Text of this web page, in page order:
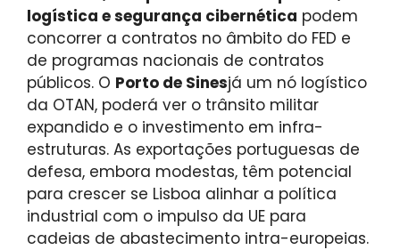
logística e segurança cibernética podem
concorrer a contratos no âmbito do FED e
de programas nacionais de contratos
públicos. O Porto de Sinesjá um nó logístico
da OTAN, poderá ver o trânsito militar
expandido e o investimento em infra-
estruturas. As exportações portuguesas de
defesa, embora modestas, têm potencial
para crescer se Lisboa alinhar a política
industrial com o impulso da UE para
cadeias de abastecimento intra-europeias.